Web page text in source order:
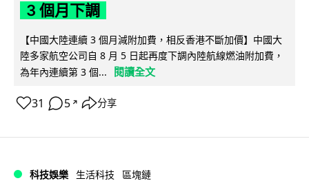
3 個月下調
【中國大陸連續 3 個月減附加費，相反香港不斷加價】中國大
陸多家航空公司自 8 月 5 日起再度下調內陸航線燃油附加費，
為年內連續第 3 個...
閱讀全文
31 5 ↗ 分享
科技娛樂 生活科技 區塊鏈